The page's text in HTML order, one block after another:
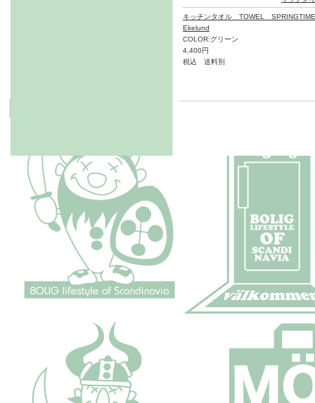
キッチンタオル TOWEL
Ekelund
COLOR:グリーン
4,400円
税込 送料別